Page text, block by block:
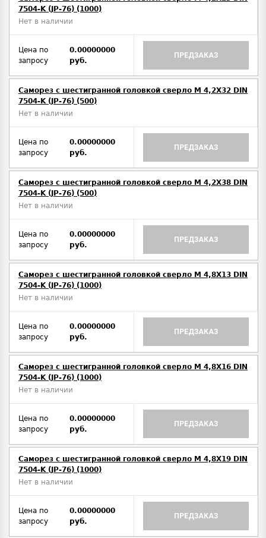
7504-K (JP-76) (1000)
Нет в наличии
Цена по
запросу
0.00000000
руб.
ПРЕДЗАКАЗ
Саморез с шестигранной головкой сверло М 4,2Х32 DIN
7504-K (JP-76) (500)
Нет в наличии
Цена по
запросу
0.00000000
руб.
ПРЕДЗАКАЗ
Саморез с шестигранной головкой сверло М 4,2Х38 DIN
7504-K (JP-76) (500)
Нет в наличии
Цена по
запросу
0.00000000
руб.
ПРЕДЗАКАЗ
Саморез с шестигранной головкой сверло М 4,8Х13 DIN
7504-K (JP-76) (1000)
Нет в наличии
Цена по
запросу
0.00000000
руб.
ПРЕДЗАКАЗ
Саморез с шестигранной головкой сверло М 4,8Х16 DIN
7504-K (JP-76) (1000)
Нет в наличии
Цена по
запросу
0.00000000
руб.
ПРЕДЗАКАЗ
Саморез с шестигранной головкой сверло М 4,8Х19 DIN
7504-K (JP-76) (1000)
Нет в наличии
Цена по
запросу
0.00000000
руб.
ПРЕДЗАКАЗ